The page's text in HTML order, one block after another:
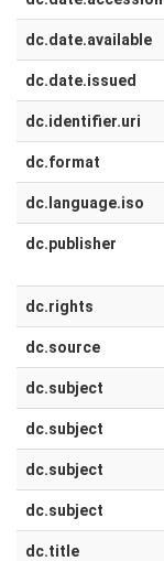
dc.date.available
dc.date.issued
dc.identifier.uri
dc.format
dc.language.iso
dc.publisher
dc.rights
dc.source
dc.subject
dc.subject
dc.subject
dc.subject
dc.title